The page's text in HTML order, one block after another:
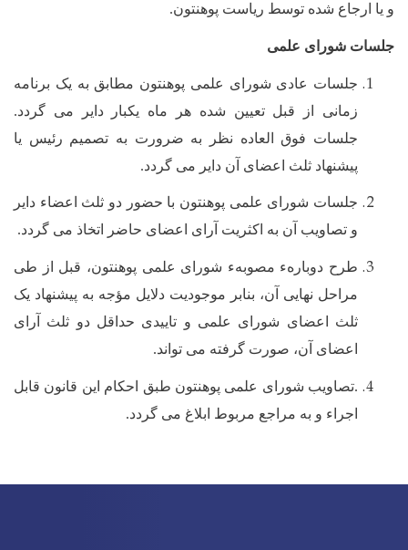
و یا ارجاع شده توسط ریاست پوهنتون.
جلسات شورای علمی
جلسات عادی شورای علمی پوهنتون مطابق به یک برنامه
زمانی از قبل تعیین شده هر ماه یکبار دایر می گردد.
جلسات فوق العاده نظر به ضرورت به تصمیم رئیس یا
پیشنهاد ثلث اعضای آن دایر می گردد.
جلسات شورای علمی پوهنتون با حضور دو ثلث اعضاء دایر
و تصاویب آن به اکثریت آرای اعضای حاضر اتخاذ می گردد.
طرح دوبارهء مصوبهء شورای علمی پوهنتون، قبل از طی
مراحل نهایی آن، بنابر موجودیت دلایل مؤجه به پیشنهاد یک
ثلث اعضای شورای علمی و تاییدی حداقل دو ثلث آرای
اعضای آن، صورت گرفته می تواند.
.تصاویب شورای علمی پوهنتون طبق احکام این قانون قابل
اجراء و به مراجع مربوط ابلاغ می گردد.